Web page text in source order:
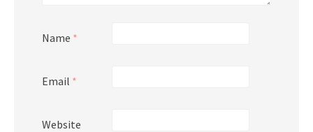
Name *
Email *
Website